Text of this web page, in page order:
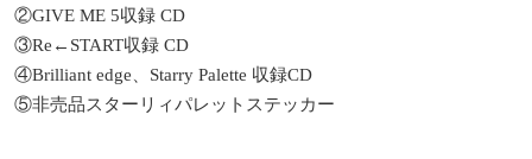
②GIVE ME 5収録 CD
③Re←START収録 CD
④Brilliant edge、 Starry Palette 収録CD
⑤非売品スターリィパレットステッカー